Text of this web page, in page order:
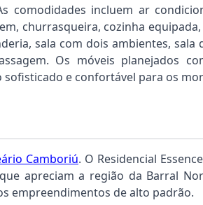
comodidades incluem ar
churrasqueira, cozinha
sala com dois ambientes, sala
Os móveis planejados
e confortável para os
Camboriú. O Residencial
apreciam a região da Barral
empreendimentos de alto padrão.